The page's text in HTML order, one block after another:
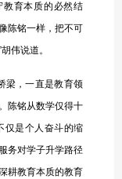
教育本质的必然结
陈铭一样，把不可
伟说道。
梁，一直是教育领
陈铭从数学仅得十
仅是个人奋斗的缩
务对学子升学路径
耕教育本质的教育